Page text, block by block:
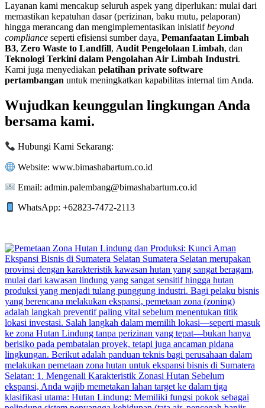
Layanan kami mencakup seluruh aspek yang diperlukan: mulai dari
memastikan kepatuhan dasar (perizinan, baku mutu, pelaporan)
hingga merancang dan mengimplementasikan inisiatifbeyond
compliance seperti efisiensi sumber daya, Pemanfaatan Limbah
B3, Zero Waste to Landfill, Audit Pengelolaan Limbah, dan
Teknologi Terkini dalam Pengolahan Air Limbah Industri.
Kami juga menyediakan pelatihan private software
pertambangan untuk meningkatkan kapabilitas internal tim Anda.
Wujudkan keunggulan lingkungan Anda
bersama kami.
Hubungi Kami Sekarang:
Website: www.bimashabartum.co.id
Email: admin.palembang@bimashabartum.co.id
WhatsApp: +62823-7472-2113